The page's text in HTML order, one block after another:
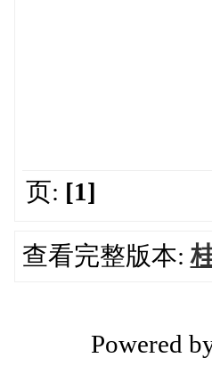
页: [1]
查看完整版本:
Powered